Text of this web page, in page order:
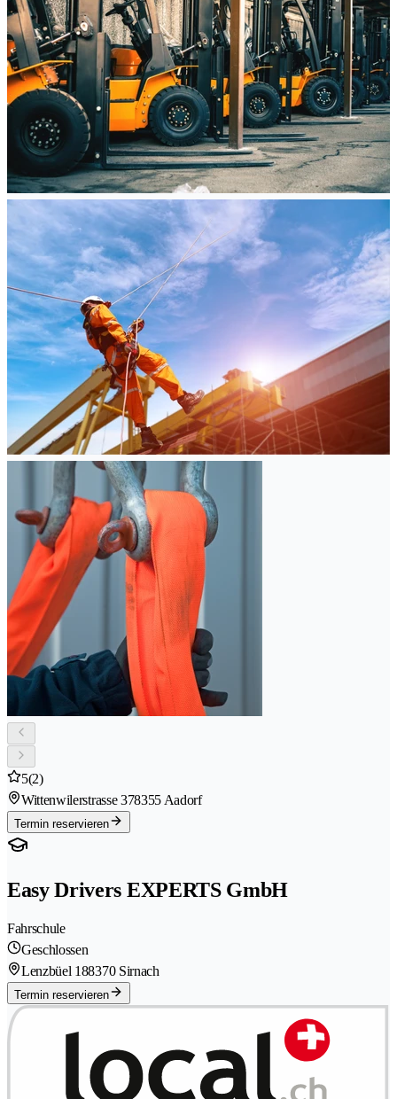
5(2)
Wittenwilerstrasse 378355 Aadorf
Termin reservieren
Easy Drivers EXPERTS GmbH
Fahrschule
Geschlossen
Lenzbüel 188370 Sirnach
Termin reservieren